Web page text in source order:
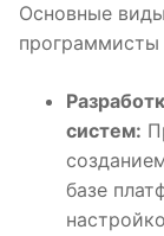
Основные
программисты
систем:
базе